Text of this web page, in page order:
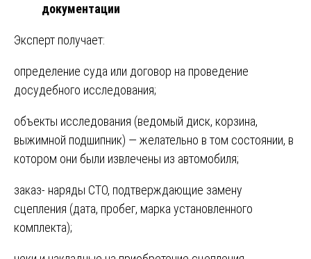
документации
Эксперт получает:
определение суда или договор на проведение
досудебного исследования;
объекты исследования (ведомый диск, корзина,
выжимной подшипник) — желательно в том состоянии, в
котором они были извлечены из автомобиля;
заказ- наряды СТО, подтверждающие замену
сцепления (дата, пробег, марка установленного
комплекта);